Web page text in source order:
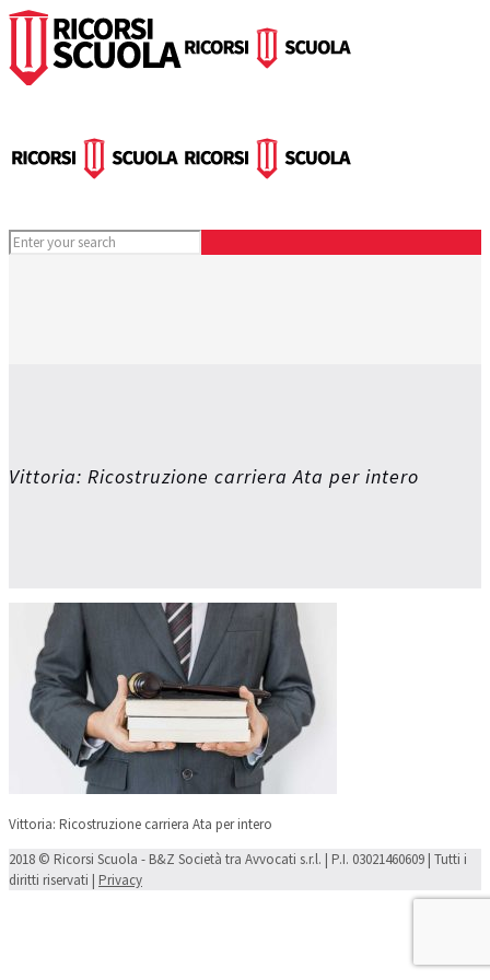
Vittoria: Ricostruzione carriera Ata per intero
Vittoria: Ricostruzione carriera Ata per intero
2018 © Ricorsi Scuola - B&Z Società tra Avvocati s.r.l. | P.I. 03021460609 | Tutti i
diritti riservati | Privacy